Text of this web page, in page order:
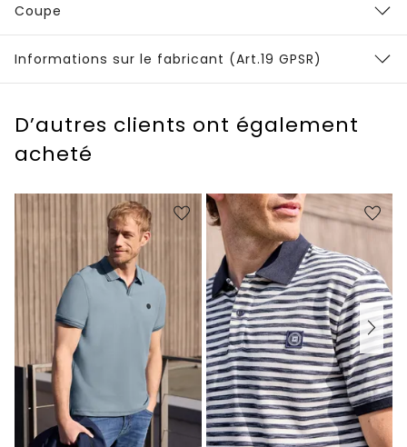
Coupe
Informations sur le fabricant (Art.19 GPSR)
D’autres clients ont également
acheté